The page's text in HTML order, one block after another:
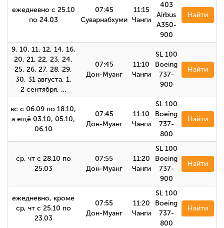
ежедневно с 25.10
по 24.03
07:45
Суварнабхуми
11:15
Чанги
403
Airbus
A350-
900
Найти
9, 10, 11, 12, 14, 16,
20, 21, 22, 23, 24,
25, 26, 27, 28, 29,
30, 31 августа, 1,
2 сентября, …
07:45
Дон-Муанг
11:10
Чанги
SL 100
Boeing
737-
900
Найти
вс с 06.09 по 18.10,
а ещё 03.10, 05.10,
06.10
07:45
Дон-Муанг
11:10
Чанги
SL 100
Boeing
737-
800
Найти
ср, чт с 28.10 по
25.03
07:55
Дон-Муанг
11:20
Чанги
SL 100
Boeing
737-
900
Найти
ежедневно, кроме
ср, чт с 25.10 по
23.03
07:55
Дон-Муанг
11:20
Чанги
SL 100
Boeing
737-
800
Найти